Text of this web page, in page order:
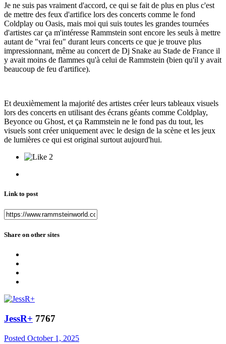
Je ne suis pas vraiment d'accord, ce qui se fait de plus en plus c'est
de mettre des feux d'artifice lors des concerts comme le fond
Coldplay ou Oasis, mais moi qui suis toutes les grandes tournées
d'artistes car ça m'intéresse Rammstein sont encore les seuls à mettre
autant de "vrai feu" durant leurs concerts ce que je trouve plus
impressionnant, même au concert de Dj Snake au Stade de France il
y avait moins de flammes qu'à celui de Rammstein (bien qu'il y avait
beaucoup de feu d'artifice).
Et deuxièmement la majorité des artistes créer leurs tableaux visuels
lors des concerts en utilisant des écrans géants comme Coldplay,
Beyonce ou Ghost, et ça Rammstein ne le fond pas du tout, les
visuels sont créer uniquement avec le design de la scène et les jeux
de lumières ce qui est original surtout aujourd'hui.
2
Link to post
Share on other sites
JessR+ 7767
Posted October 1, 2025